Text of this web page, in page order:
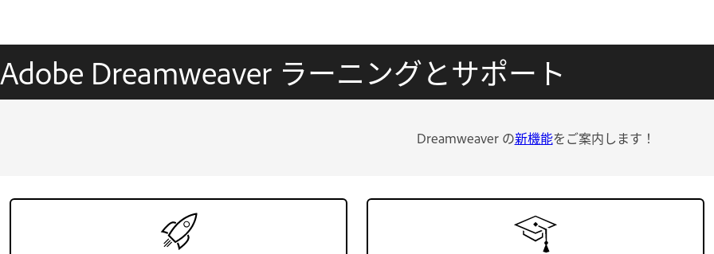
Adobe Dreamweaver ラーニングとサポート
Dreamweaver の新機能をご案内します！